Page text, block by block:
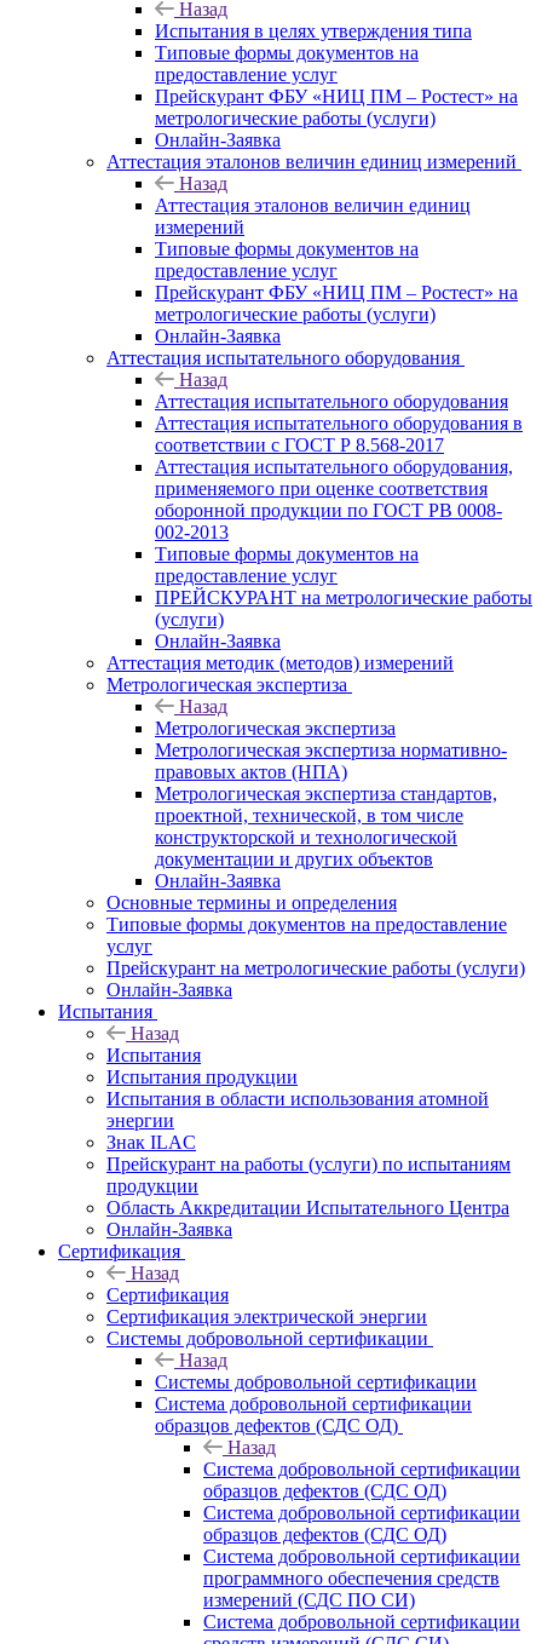
Назад
Испытания в целях утверждения типа
Типовые формы документов на
предоставление услуг
Прейскурант ФБУ «НИЦ ПМ – Ростест» на
метрологические работы (услуги)
Онлайн-Заявка
Аттестация эталонов величин единиц измерений
Назад
Аттестация эталонов величин единиц
измерений
Типовые формы документов на
предоставление услуг
Прейскурант ФБУ «НИЦ ПМ – Ростест» на
метрологические работы (услуги)
Онлайн-Заявка
Аттестация испытательного оборудования
Назад
Аттестация испытательного оборудования
Аттестация испытательного оборудования в
соответствии с ГОСТ Р 8.568-2017
Аттестация испытательного оборудования,
применяемого при оценке соответствия
оборонной продукции по ГОСТ РВ 0008-
002-2013
Типовые формы документов на
предоставление услуг
ПРЕЙСКУРАНТ на метрологические работы
(услуги)
Онлайн-Заявка
Аттестация методик (методов) измерений
Метрологическая экспертиза
Назад
Метрологическая экспертиза
Метрологическая экспертиза нормативно-
правовых актов (НПА)
Метрологическая экспертиза стандартов,
проектной, технической, в том числе
конструкторской и технологической
документации и других объектов
Онлайн-Заявка
Основные термины и определения
Типовые формы документов на предоставление
услуг
Прейскурант на метрологические работы (услуги)
Онлайн-Заявка
Испытания
Назад
Испытания
Испытания продукции
Испытания в области использования атомной
энергии
Знак ILAC
Прейскурант на работы (услуги) по испытаниям
продукции
Область Аккредитации Испытательного Центра
Онлайн-Заявка
Сертификация
Назад
Сертификация
Сертификация электрической энергии
Системы добровольной сертификации
Назад
Системы добровольной сертификации
Система добровольной сертификации
образцов дефектов (СДС ОД)
Назад
Система добровольной сертификации
образцов дефектов (СДС ОД)
Система добровольной сертификации
образцов дефектов (СДС ОД)
Система добровольной сертификации
программного обеспечения средств
измерений (СДС ПО СИ)
Система добровольной сертификации